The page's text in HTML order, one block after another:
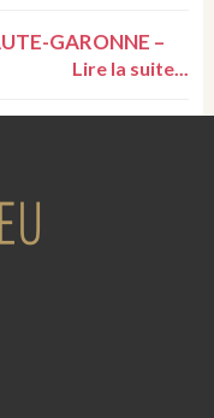
GARONNE –
Lire la suite...